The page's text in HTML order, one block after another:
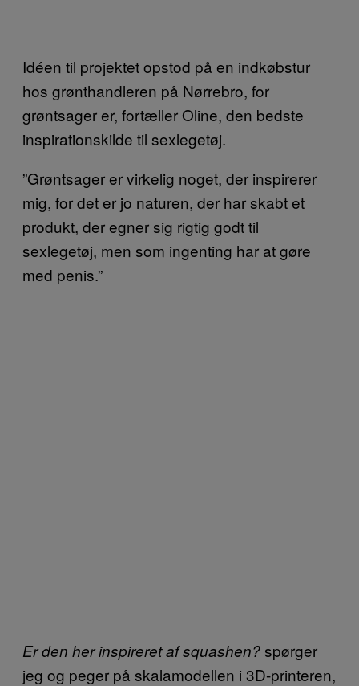
Idéen til projektet opstod på en indkøbstur
hos grønthandleren på Nørrebro, for
grøntsager er, fortæller Oline, den bedste
inspirationskilde til sexlegetøj.
”Grøntsager er virkelig noget, der inspirerer
mig, for det er jo naturen, der har skabt et
produkt, der egner sig rigtig godt til
sexlegetøj, men som ingenting har at gøre
med penis.”
Er den her inspireret af squashen?spørger
jeg og peger på skalamodellen i 3D-printeren,